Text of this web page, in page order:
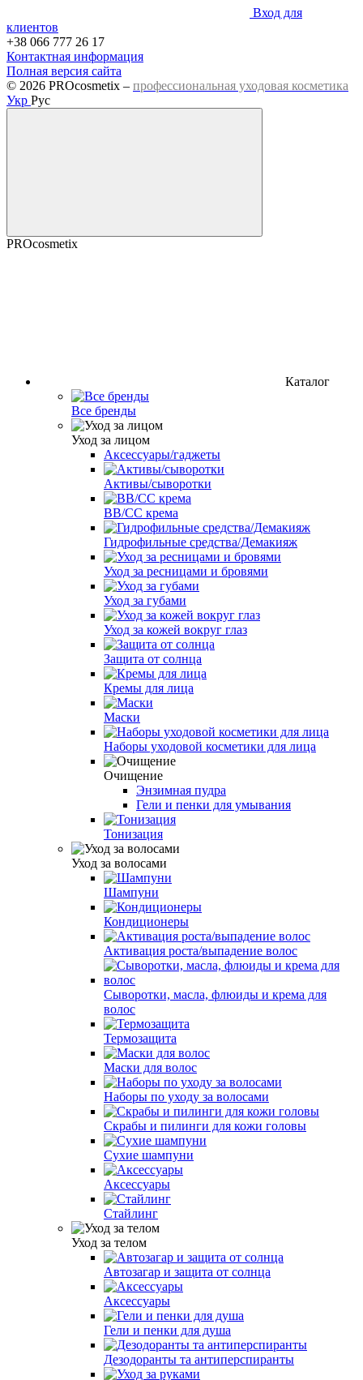
Вход для
клиентов
+38 066 777 26 17
Контактная информация
Полная версия сайта
© 2026 PROcosmetix – профессиональная уходовая косметика
Укр Рус
PROcosmetix
Каталог
Все бренды
Уход за лицом
Аксессуары/гаджеты
Активы/сыворотки
BB/CC крема
Гидрофильные средства/Демакияж
Уход за ресницами и бровями
Уход за губами
Уход за кожей вокруг глаз
Защита от солнца
Кремы для лица
Маски
Наборы уходовой косметики для лица
Очищение
Энзимная пудра
Гели и пенки для умывания
Тонизация
Уход за волосами
Шампуни
Кондиционеры
Активация роста/выпадение волос
Сыворотки, масла, флюиды и крема для
волос
Термозащита
Маски для волос
Наборы по уходу за волосами
Скрабы и пилинги для кожи головы
Сухие шампуни
Аксессуары
Стайлинг
Уход за телом
Автозагар и защита от солнца
Аксессуары
Гели и пенки для душа
Дезодоранты та антиперспиранты